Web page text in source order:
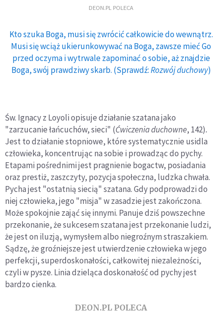
DEON.PL POLECA
Kto szuka Boga, musi się zwrócić całkowicie do wewnątrz.
Musi się wciąż ukierunkowywać na Boga, zawsze mieć Go
przed oczyma i wytrwale zapominać o sobie, aż znajdzie
Boga, swój prawdziwy skarb. (Sprawdź:Rozwój duchowy)
Św. Ignacy z Loyoli opisuje działanie szatana jako
"zarzucanie łańcuchów, sieci" (Ćwiczenia duchowne, 142).
Jest to działanie stopniowe, które systematycznie usidla
człowieka, koncentrując na sobie i prowadząc do pychy.
Etapami pośrednimi jest pragnienie bogactw, posiadania
oraz prestiż, zaszczyty, pozycja społeczna, ludzka chwała.
Pycha jest "ostatnią siecią" szatana. Gdy podprowadzi do
niej człowieka, jego "misja" w zasadzie jest zakończona.
Może spokojnie zająć się innymi. Panuje dziś powszechne
przekonanie, że sukcesem szatana jest przekonanie ludzi,
że jest on iluzją, wymysłem albo niegroźnym straszakiem.
Sądzę, że groźniejsze jest utwierdzenie człowieka w jego
perfekcji, superdoskonałości, całkowitej niezależności,
czyli w pysze. Linia dzieląca doskonałość od pychy jest
bardzo cienka.
DEON.PL POLECA